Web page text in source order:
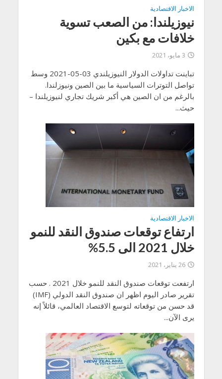
الاخبار الاقتصادية
نيوزيلندا: من الصعب تسوية
خلافات مع بكين
3 مايو، 2021
تباينت تداولات الدولار النيوزيلندي 03-05-2021 وسط
تواصل التوترات السياسية ما بين الصين ونيوزلندا.
بالرغم من ان الصين هي أكبر شريك تجاري لنيوزيلندا –
حيث...
الاخبار الاقتصادية
ارتفاع توقعات صندوق النقد للنمو
خلال 2021 الى 5.5%
26 يناير، 2021
ارتفعت توقعات صندوق النقد للنمو خلال 2021 . حسب
تقرير صادر اليوم اظهر ان صندوق النقد الدولي (IMF)
قد حسن من توقعاته لتوسع الاقتصاد العالمي، قائلاً إنه
يرى الآن...